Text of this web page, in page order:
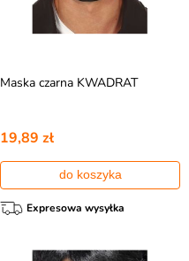
Maska czarna KWADRAT
19,89 zł
do koszyka
Expresowa wysyłka